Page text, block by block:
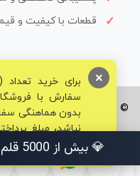
قطعات با کیفیت و
© تمامی حقوق برای
برای خرید
سفارش با
بدون هماهنگی
نباشد، مبلغ
مالیاتی به حساب
×
💎 بیش از 5000 قلم قطعات الکترونیک و رباتیک